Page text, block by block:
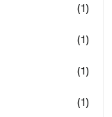
(1)
(1)
(1)
(1)